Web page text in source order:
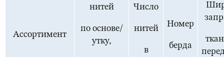
Ассортимент
нитей
по основе/
утку,
Число
нитей
в
Номер
берда